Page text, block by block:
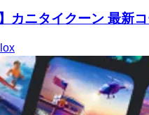
カニタイクーン 最新